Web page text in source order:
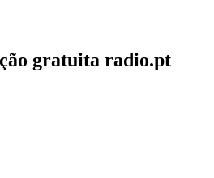
gratuita radio.pt